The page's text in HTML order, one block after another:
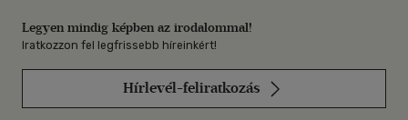
Legyen mindig képben az irodalommal!
Iratkozzon fel legfrissebb híreinkért!
Hírlevél-feliratkozás